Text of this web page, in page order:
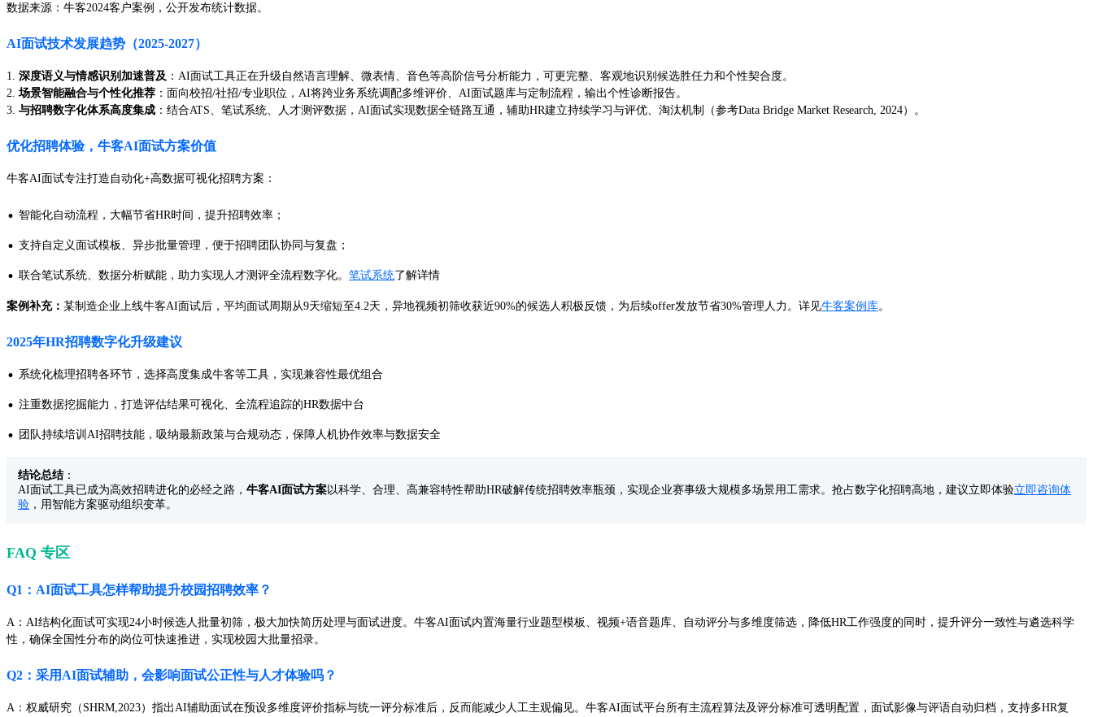
数据来源：牛客2024客户案例，公开发布统计数据。
AI面试技术发展趋势（2025-2027）
1. 深度语义与情感识别加速普及 ：AI面试工具正在升级自然语言理解、微表情、音色等高阶信号分析能力，可更完整、客观地识别候选胜任力和个性契合度。
2.场景智能融合与个性化推荐 ：面向校招/社招/专业职位，AI将跨业务系统调配多维评价、AI面试题库与定制流程，输出个性诊断报告。
3. 与招聘数字化体系高度集成 ：结合ATS、笔试系统、人才测评数据，AI面试实现数据全链路互通，辅助HR建立持续学习与评优、淘汰机制（参考Data Bridge Market Research, 2024）。
优化招聘体验，牛客AI面试方案价值
牛客AI面试专注打造自动化+高数据可视化招聘方案：
· 智能化自动流程，大幅节省HR时间，提升招聘效率；
· 支持自定义面试模板、异步批量管理，便于招聘团队协同与复盘；
· 联合笔试系统、数据分析赋能，助力实现人才测评全流程数字化。 笔试系统了解详情
案例补充： 某制造企业上线牛客AI面试后，平均面试周期从9天缩短至4.2天，异地视频初筛收获近90%的候选人积极反馈，为后续offer发放节省30%管理人力。详见牛客案例库。
2025年HR招聘数字化升级建议
· 系统化梳理招聘各环节，选择高度集成牛客等工具，实现兼容性最优组合
· 注重数据挖掘能力，打造评估结果可视化、全流程追踪的HR数据中台
· 团队持续培训AI招聘技能，吸纳最新政策与合规动态，保障人机协作效率与数据安全
结论总结：
AI面试工具已成为高效招聘进化的必经之路， 牛客AI面试方案以科学、合理、高兼容特性帮助HR破解传统招聘效率瓶颈，实现企业赛事级大规模多场景用工需求。抢占数字化招聘高地，建议立即体验立即咨询体
验 ，用智能方案驱动组织变革。
FAQ 专区
Q1：AI面试工具怎样帮助提升校园招聘效率？
A：AI结构化面试可实现24小时候选人批量初筛，极大加快简历处理与面试进度。牛客AI面试内置海量行业题型模板、视频+语音题库、自动评分与多维度筛选，降低HR工作强度的同时，提升评分一致性与遴选科学
性，确保全国性分布的岗位可快速推进，实现校园大批量招录。
Q2：采用AI面试辅助，会影响面试公正性与人才体验吗？
A：权威研究（SHRM,2023）指出AI辅助面试在预设多维度评价指标与统一评分标准后，反而能减少人工主观偏见。牛客AI面试平台所有主流程算法及评分标准可透明配置，面试影像与评语自动归档，支持多HR复